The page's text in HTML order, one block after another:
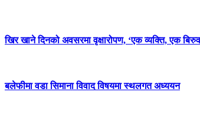
खिर खाने दिनको अवसरमा वृक्षारोपण, ‘एक व्यक्ति, एक
बलेफीमा वडा सिमाना विवाद विषयमा स्थलगत अध्ययन